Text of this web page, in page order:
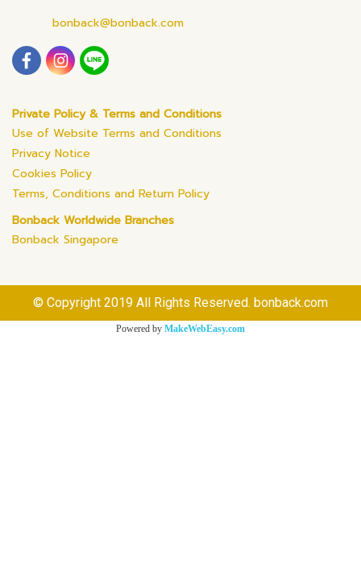
bonback@bonback.com
Private Policy & Terms and Conditions
Use of Website Terms and Conditions
Privacy Notice
Cookies Policy
Terms, Conditions and Return Policy
Bonback Worldwide Branches
Bonback Singapore
© Copyright 2019 All Rights Reserved. bonback.com
Powered by MakeWebEasy.com